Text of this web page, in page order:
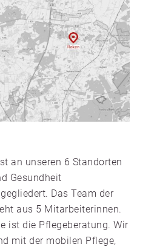
an unseren 6 Standorten
Gesundheit
Das Team der
aus 5 Mitarbeiterinnen.
ist die Pflegeberatung. Wir
mit der mobilen Pflege,